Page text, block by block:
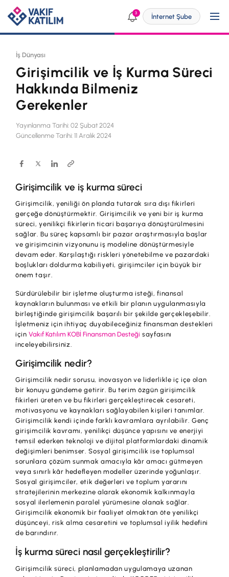
3 İnternet Şube
Kendim İçin
SİZE ÖZEL ÇÖZÜMLER
Bireysel Bankacılık
Engelsiz Bankacılık
Vakıf Katılım Taksit Sistemi
ÜRÜN VE HİZMETLERİMİZ
Hesaplar
Yatırım
Finansmanlar
Kartlar
Sigorta ve Emeklilik
Ödemeler ve Hizmetler
Kampanyalar
Başvuru Yap
İşim İçin
Ticari
KOBİ
Dijital Bankacılık
p@ket
ÜRÜN VE HİZMETLERİMİZ
Hesaplar
Yatırım
Finansmanlar
Ticari Kartlar
POS Ürünleri
Dış Ticaret
Nakit Yönetimi
Sigorta ve Emeklilik
Sektörel Paketler
İş Birliklerimiz
Kampanyalar
Başvuru Yap
Şube ve ATM'ler
Ürün ve Hizmet Ücretleri
İş Dünyası
Girişimcilik ve İş Kurma Süreci
Hakkında Bilmeniz
Gerekenler
Yayınlanma Tarihi: 02 Şubat 2024
Güncellenme Tarihi: 11 Aralık 2024
Girişimcilik ve iş kurma süreci
Girişimcilik, yeniliği ön planda tutarak sıra dışı fikirleri
gerçeğe dönüştürmektir. Girişimcilik ve yeni bir iş kurma
süreci, yenilikçi fikirlerin ticari başarıya dönüştürülmesini
sağlar. Bu süreç kapsamlı bir pazar araştırmasıyla başlar
ve girişimcinin vizyonunu iş modeline dönüştürmesiyle
devam eder. Karşılaştığı riskleri yönetebilme ve pazardaki
boşlukları doldurma kabiliyeti, girişimciler için büyük bir
önem taşır.
Sürdürülebilir bir işletme oluşturma isteği, finansal
kaynakların bulunması ve etkili bir planın uygulanmasıyla
birleştiğinde girişimcilik başarılı bir şekilde gerçekleşebilir.
İşletmeniz için ihtiyaç duyabileceğiniz finansman destekleri
içinVakıf Katılım KOBİ Finansman Desteği sayfasını
inceleyebilirsiniz.
Girişimcilik nedir?
Girişimcilik nedir sorusu, inovasyon ve liderlikle iç içe olan
bir konuyu gündeme getirir. Bu terim özgün girişimcilik
fikirleri üreten ve bu fikirleri gerçekleştirecek cesareti,
motivasyonu ve kaynakları sağlayabilen kişileri tanımlar.
Girişimcilik kendi içinde farklı kavramlara ayrılabilir. Genç
girişimcilik kavramı, yenilikçi düşünce yapısını ve enerjiyi
temsil ederken teknoloji ve dijital platformlardaki dinamik
değişimleri benimser. Sosyal girişimcilik ise toplumsal
sorunlara çözüm sunmak amacıyla kâr amacı gütmeyen
veya sınırlı kâr hedefleyen modeller üzerinde yoğunlaşır.
Sosyal girişimciler, etik değerleri ve toplum yararını
stratejilerinin merkezine alarak ekonomik kalkınmayla
sosyal ilerlemenin paralel yürümesine olanak sağlar.
Girişimcilik ekonomik bir faaliyet olmaktan öte yenilikçi
düşünceyi, risk alma cesaretini ve toplumsal iyilik hedefini
de barındırır.
İş kurma süreci nasıl gerçekleştirilir?
Girişimcilik süreci, planlamadan uygulamaya uzanan